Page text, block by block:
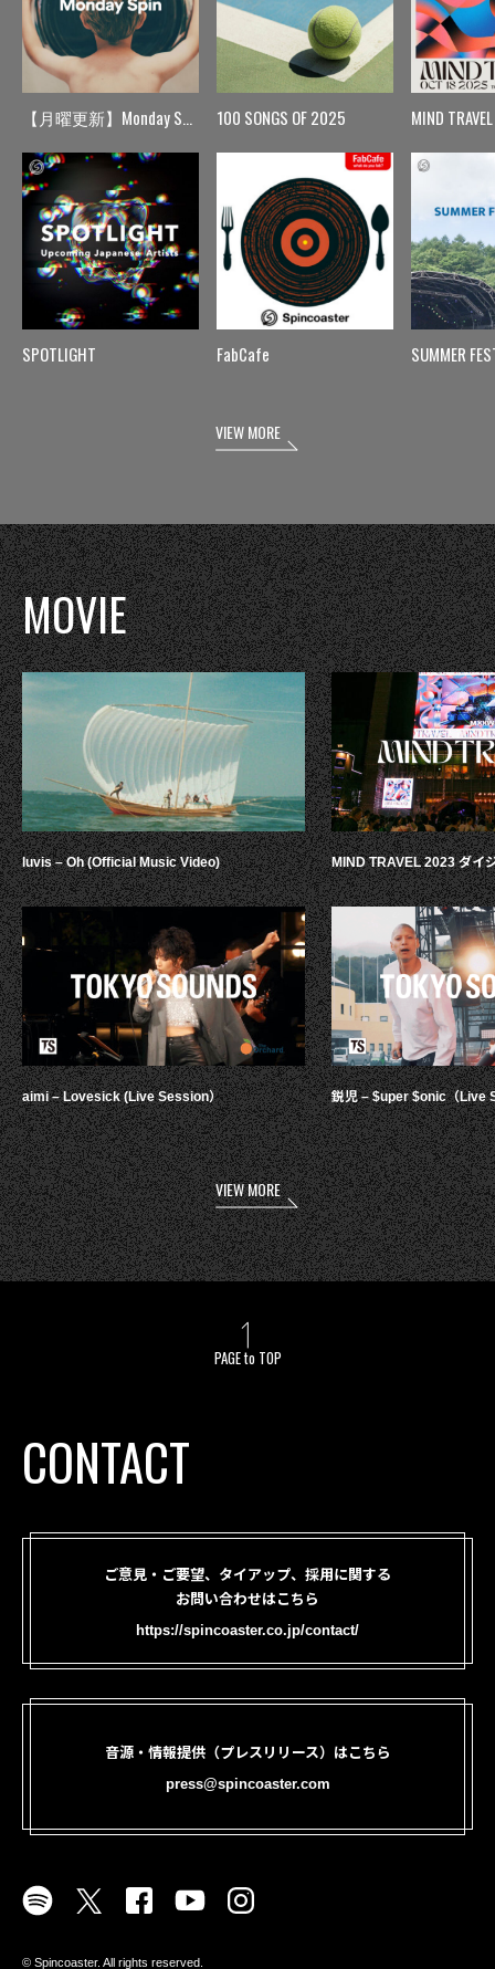
【月曜更新】Monday Spin
SPOTLIGHT
100 SONGS OF 2025
FabCafe
MIND TRAVEL
SUMMER
VIEW MORE
MOVIE
luvis – Oh (Official Music Video)
aimi – Lovesick (Live Session）
MIND TRAVEL 2023 ダイ
鋭児 – $uper $onic（Live
VIEW MORE
PAGE to TOP
CONTACT
ご意見・ご要望、タイアップ、採用に関する
お問い合わせはこちら
https://spincoaster.co.jp/contact/
音源・情報提供（プレスリリース）はこちら
press@spincoaster.com
©︎ Spincoaster. All rights reserved.